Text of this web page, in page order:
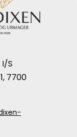
S
7700